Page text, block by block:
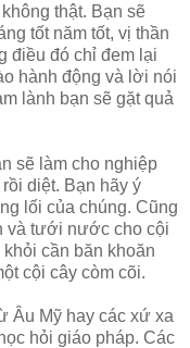
thật. Bạn sẽ
tốt năm tốt, vị thần
điều đó chỉ đem lại
hành động và lời nói
lành bạn sẽ gặt quả
sẽ làm cho nghiệp
diệt. Bạn hãy ý
lối của chúng. Cũng
và tưới nước cho cội
cần băn khoăn
cội cây còm cõi.
Âu Mỹ hay các xứ xa
hỏi giáo pháp. Các